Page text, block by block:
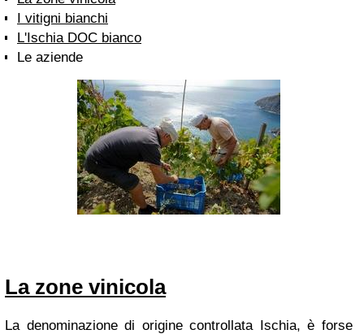
I vitigni bianchi
L'Ischia DOC bianco
Le aziende
La zone vinicola
La denominazione di origine controllata Ischia, è forse